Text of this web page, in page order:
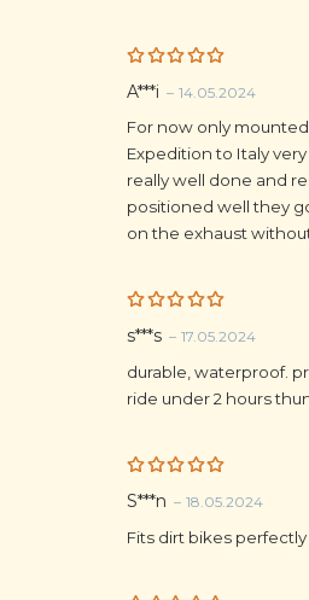
Rated 5
A***i – 14.05.2024
For now only
Expedition to Italy
really well done and
positioned well they
on the exhaust
Rated5
s***s – 17.05.2024
durable, waterproof.
ride under 2 hours
Rated5
S***n – 18.05.2024
Fits dirt bikes